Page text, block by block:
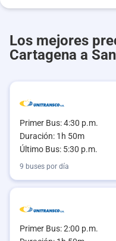
Los mejores
Cartagena a
Primer Bus: 4:30 p.m.
Duración: 1h 50m
Último Bus: 5:30 p.m.
9 buses por día
Primer Bus: 2:00 p.m.